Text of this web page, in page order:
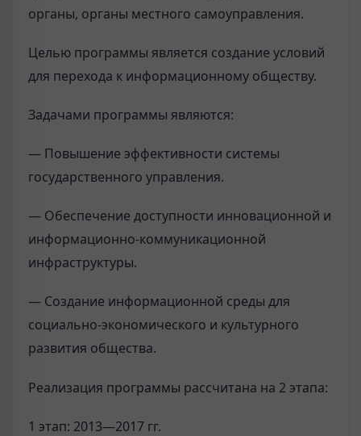
органы, органы местного самоуправления.
Целью программы является создание условий
для перехода к информационному обществу.
Задачами программы являются:
— Повышение эффективности системы
государственного управления.
— Обеспечение доступности инновационной и
информационно-коммуникационной
инфраструктуры.
— Создание информационной среды для
социально-экономического и культурного
развития общества.
Реализация программы рассчитана на 2 этапа:
1 этап: 2013—2017 гг.